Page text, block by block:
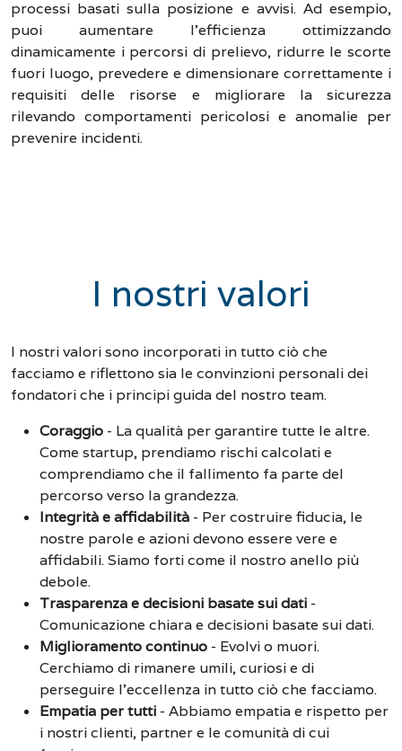
processi basati sulla posizione e avvisi. Ad esempio,
puoi aumentare l'efficienza ottimizzando
dinamicamente i percorsi di prelievo, ridurre le scorte
fuori luogo, prevedere e dimensionare correttamente i
requisiti delle risorse e migliorare la sicurezza
rilevando comportamenti pericolosi e anomalie per
prevenire incidenti.
I nostri valori
I nostri valori sono incorporati in tutto ciò che
facciamo e riflettono sia le convinzioni personali dei
fondatori che i principi guida del nostro team.
Coraggio - La qualità per garantire tutte le altre.
Come startup, prendiamo rischi calcolati e
comprendiamo che il fallimento fa parte del
percorso verso la grandezza.
Integrità e affidabilità - Per costruire fiducia, le
nostre parole e azioni devono essere vere e
affidabili. Siamo forti come il nostro anello più
debole.
Trasparenza e decisioni basate sui dati -
Comunicazione chiara e decisioni basate sui dati.
Miglioramento continuo - Evolvi o muori.
Cerchiamo di rimanere umili, curiosi e di
perseguire l'eccellenza in tutto ciò che facciamo.
Empatia per tutti - Abbiamo empatia e rispetto per
i nostri clienti, partner e le comunità di cui